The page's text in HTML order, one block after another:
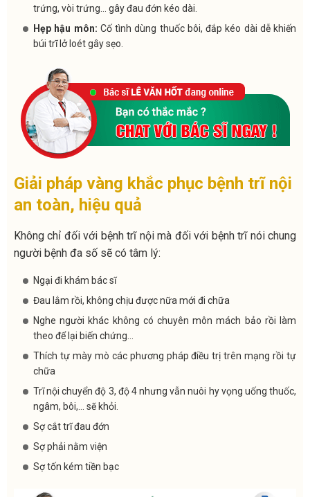
trứng, vòi trứng… gây đau đớn kéo dài.
Hẹp hậu môn: Cố tình dùng thuốc bôi, đắp kéo dài dễ khiến
búi trĩ lở loét gây sẹo.
Giải pháp vàng khắc phục bệnh trĩ nội
an toàn, hiệu quả
Không chỉ đối với bệnh trĩ nội mà đối với bệnh trĩ nói chung
người bệnh đa số sẽ có tâm lý:
Ngại đi khám bác sĩ
Đau lắm rồi, không chịu được nữa mới đi chữa
Nghe người khác không có chuyên môn mách bảo rồi làm
theo để lại biến chứng…
Thích tự mày mò các phương pháp điều trị trên mạng rồi tự
chữa
Trĩ nội chuyển độ 3, độ 4 nhưng vẫn nuôi hy vọng uống thuốc,
ngâm, bôi,… sẽ khỏi.
Sợ cắt trĩ đau đớn
Sợ phải nằm viện
Sợ tốn kém tiền bạc